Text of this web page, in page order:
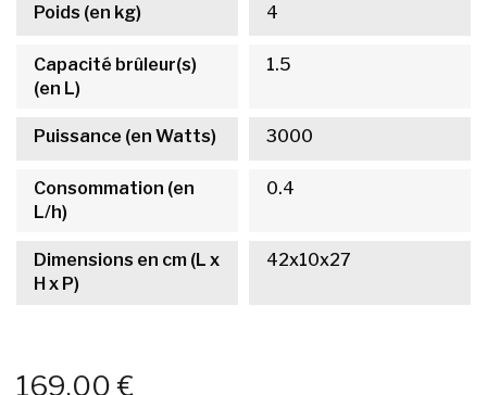
Poids (en kg) 4
Capacité brûleur(s)
(en L)
1.5
Puissance (en Watts) 3000
Consommation (en
L/h)
0.4
Dimensions en cm (L x
H x P)
42x10x27
169,00 €